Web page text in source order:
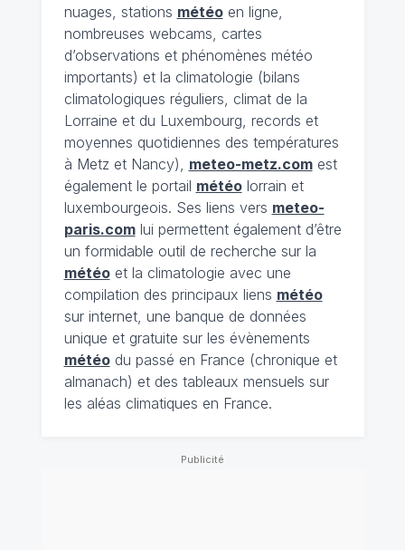
nuages, stations météoen ligne,
nombreuses webcams, cartes
d’observations et phénomènes météo
importants) et la climatologie (bilans
climatologiques réguliers, climat de la
Lorraine et du Luxembourg, records et
moyennes quotidiennes des températures
à Metz et Nancy), meteo-metz.comest
également le portail météolorrain et
luxembourgeois. Ses liens vers meteo-
paris.comlui permettent également d’être
un formidable outil de recherche sur la
météoet la climatologie avec une
compilation des principaux liens météo
sur internet, une banque de données
unique et gratuite sur les évènements
météodu passé en France (chronique et
almanach) et des tableaux mensuels sur
les aléas climatiques en France.